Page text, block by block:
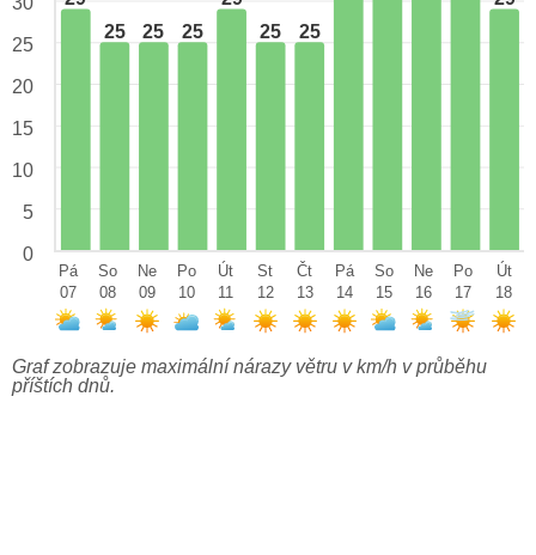
25 25 25 25 25
25
20
15
10
5
0
Pá
07
So
08
Ne
09
Po
10
Út
11
St
12
Čt
13
Pá
14
So
15
Ne
16
Po
17
Út
18
Graf zobrazuje maximální nárazy větru v km/h v průběhu
příštích dnů.